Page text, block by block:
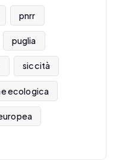
pnrr
puglia
siccità
ecologica